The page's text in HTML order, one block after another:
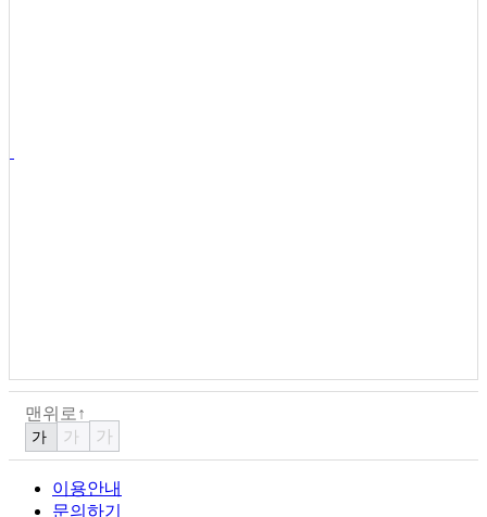
맨위로↑
가 가 가
이용안내
문의하기